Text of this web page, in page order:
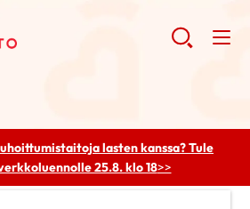
lasten kanssa? Tule
25.8. klo 18>>